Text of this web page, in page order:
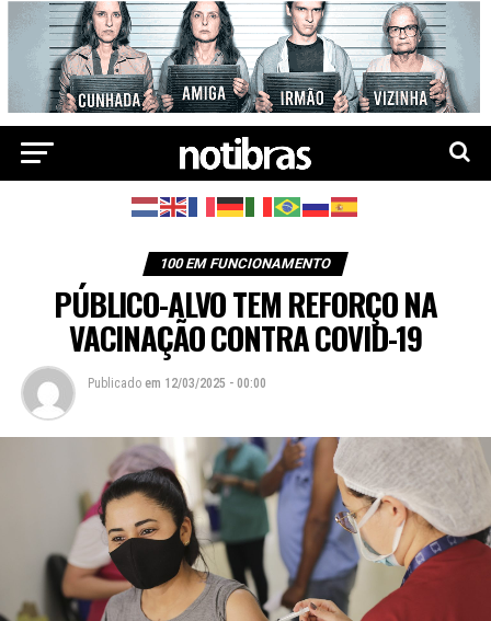
100 EM FUNCIONAMENTO
PÚBLICO-ALVO TEM REFORÇO NA
VACINAÇÃO CONTRA COVID-19
Publicado em 12/03/2025 - 00:00